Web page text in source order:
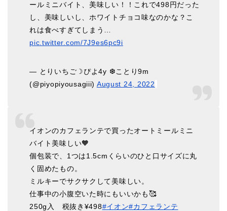
ールミニバイト、美味しい！！これで498円だった
し、美味しいし、ホワイトチョコ味なのかな？こ
れは食べすぎてしまう…
pic.twitter.com/7J9es6pc9i
— とりいちご☽︎ぴよ4y ❆ことり9m
(@piyopiyousagiii) August 24, 2022
イオンのカフェランテで買ったオートミールミニ
バイト美味しい🧡
個包装で、1つは1.5cmくらいのひと口サイズに丸
く固めたもの。
ミルキーでサクサクして美味しい。
仕事中の小腹空いた時にもいいかも🥰
250g入 税抜き¥498#イオン#カフェランテ